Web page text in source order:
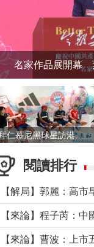
名家作品展開幕
拜仁慕尼黑球星訪港 與球迷近距離互動
閱讀排行